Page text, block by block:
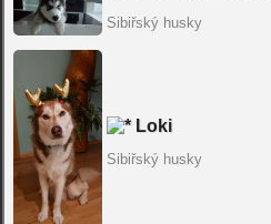
Sibiřský husky
Loki
Sibiřský husky